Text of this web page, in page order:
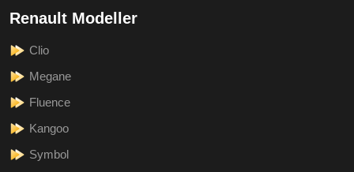
Renault Modeller
Clio
Megane
Fluence
Kangoo
Symbol